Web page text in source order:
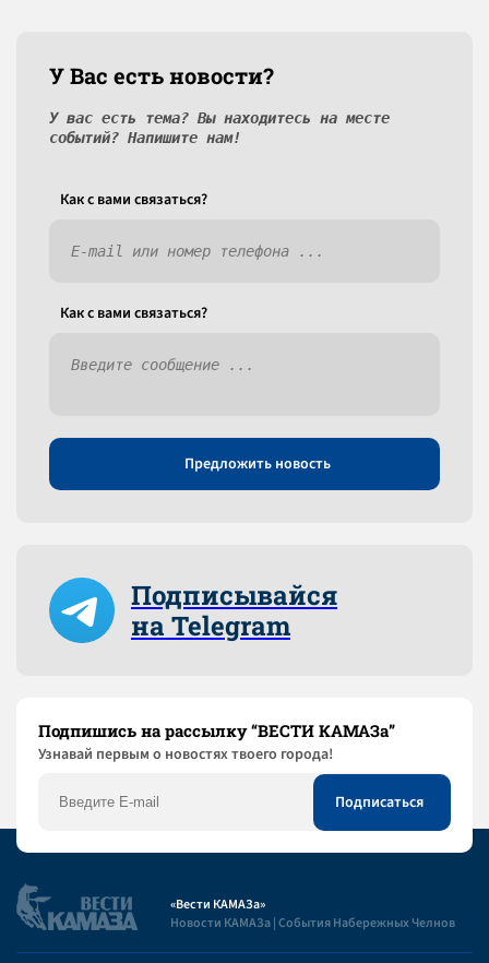
У Вас есть новости?
У вас есть тема? Вы находитесь на месте
событий? Напишите нам!
Как c вами связаться?
Как c вами связаться?
Предложить новость
Подписывайся
на Telegram
Подпишись на рассылку “ВЕСТИ КАМАЗа”
Узнaвай первым о новостях твоего города!
«Вести КАМАЗа»
Новости КАМАЗа | События Набережных Челнов